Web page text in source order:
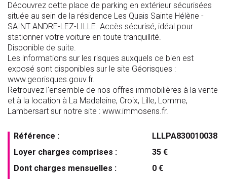
Découvrez cette place de parking en extérieur sécurisées
située au sein de la résidence Les Quais Sainte Hélène -
SAINT ANDRE-LEZ-LILLE. Accès sécurisé, idéal pour
stationner votre voiture en toute tranquillité.
Disponible de suite.
Les informations sur les risques auxquels ce bien est
exposé sont disponibles sur le site Géorisques :
www.georisques.gouv.fr.
Retrouvez l'ensemble de nos offres immobilières à la vente
et à la location à La Madeleine, Croix, Lille, Lomme,
Lambersart sur notre site : www.immosens.fr.
Référence :
LLLPA830010038
Loyer charges comprises :
35 €
Dont charges mensuelles :
0 €